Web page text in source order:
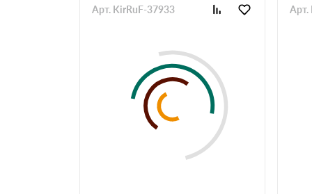
Арт. KirRuF-37933 Арт.